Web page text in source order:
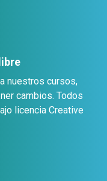
nuestros cursos,
cambios. Todos
licencia Creative